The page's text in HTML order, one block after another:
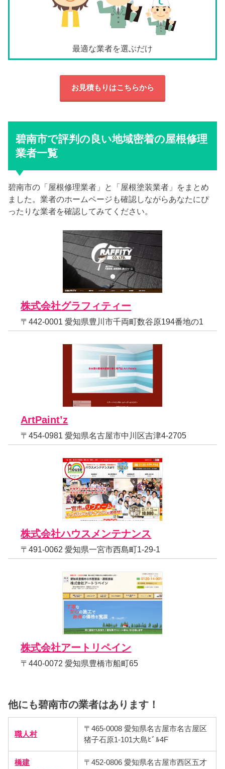
最適な業者を選ぶだけ
お見積もりはこちらから
碧南市で評判の良い地域密着の屋根修理
業者一覧
碧南市の「屋根修理業者」と「屋根塗装業者」をまとめ
ました。業者のホームページも確認しながらあなたにぴ
ったりな業者を確認してみてください。
株式会社グラフィティー
〒442-0001 愛知県豊川市千両町数谷原194番地の1
ArtPaint’z
〒454-0981 愛知県名古屋市中川区吉津4-2705
株式会社ハウスメンテナンス
〒491-0062 愛知県一宮市西島町1-29-1
株式会社アートリペイン
〒440-0072 愛知県豊橋市船町65
他にも碧南市の業者はあります！
職人村
〒465-0008 愛知県名古屋市名古屋区
猪子石原1-101大島ﾋﾞﾙ4F
橋建
〒452-0806 愛知県名古屋市西区五才